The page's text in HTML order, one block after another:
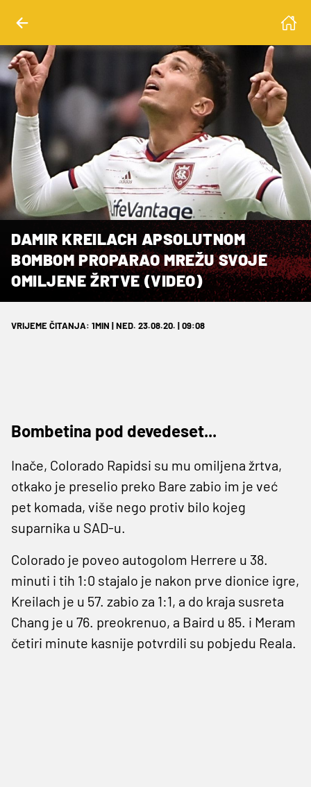
DAMIR KREILACH APSOLUTNOM
BOMBOM PROPARAO MREŽU SVOJE
OMILJENE ŽRTVE (VIDEO)
VRIJEME ČITANJA: 1MIN | NED. 23.08.20. | 09:08
Bombetina pod devedeset...
Inače, Colorado Rapidsi su mu omiljena žrtva,
otkako je preselio preko Bare zabio im je već
pet komada, više nego protiv bilo kojeg
suparnika u SAD-u.
Colorado je poveo autogolom Herrere u 38.
minuti i tih 1:0 stajalo je nakon prve dionice igre,
Kreilach je u 57. zabio za 1:1, a do kraja susreta
Chang je u 76. preokrenuo, a Baird u 85. i Meram
četiri minute kasnije potvrdili su pobjedu Reala.